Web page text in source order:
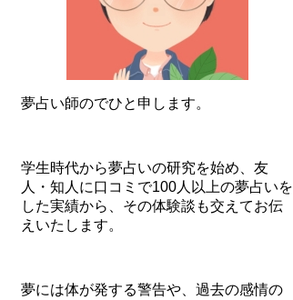
夢占い師のでひと申します。
学生時代から夢占いの研究を始め、友
人・知人に口コミで100人以上の夢占いを
した実績から、その体験談も交えてお伝
えいたします。
夢には体が発する警告や、過去の感情の